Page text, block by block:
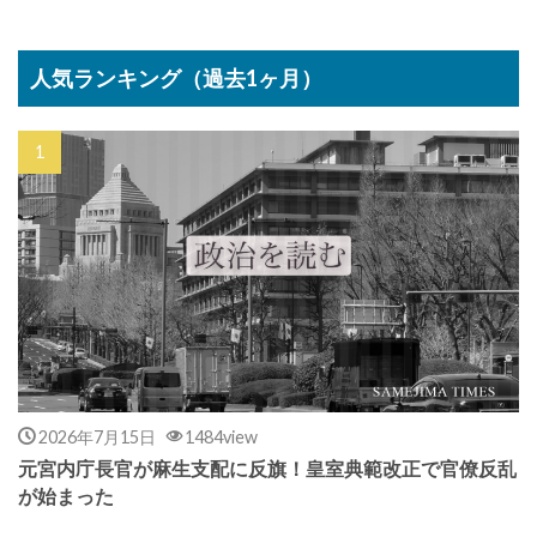
人気ランキング（過去1ヶ月）
2026年7月15日 1484view
元宮内庁長官が麻生支配に反旗！皇室典範改正で官僚反乱
が始まった